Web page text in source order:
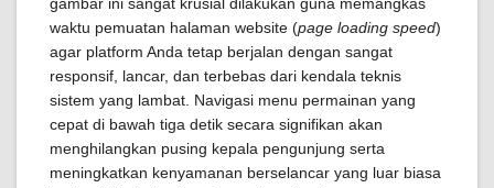
waktu pemuatan halaman website (page loading speed)
agar platform Anda tetap berjalan dengan sangat
responsif, lancar, dan terbebas dari kendala teknis
sistem yang lambat. Navigasi menu permainan yang
cepat di bawah tiga detik secara signifikan akan
menghilangkan pusing kepala pengunjung serta
meningkatkan kenyamanan berselancar yang luar biasa